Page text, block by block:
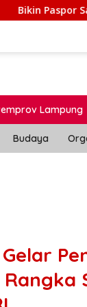
Sambil
Lampung
Budaya